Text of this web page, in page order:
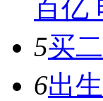
百亿
5买
6出